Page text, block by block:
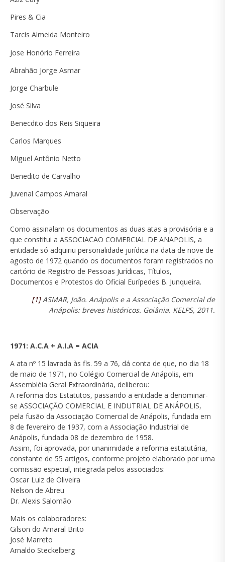
Pires & Cia
Tarcis Almeida Monteiro
Jose Honório Ferreira
Abrahão Jorge Asmar
Jorge Charbule
José Silva
Benecdito dos Reis Siqueira
Carlos Marques
Miguel Antônio Netto
Benedito de Carvalho
Juvenal Campos Amaral
Observação
Como assinalam os documentos as duas atas a provisória e a
que constitui a ASSOCIACAO COMERCIAL DE ANAPOLIS, a
entidade só adquiriu personalidade jurídica na data de nove de
agosto de 1972 quando os documentos foram registrados no
cartório de Registro de Pessoas Jurídicas, Títulos,
Documentos e Protestos do Oficial Eurípedes B. Junqueira.
[1]ASMAR, João. Anápolis e a Associação Comercial de
Anápolis: breves históricos. Goiânia. KELPS, 2011.
1971: A.C.A + A.I.A = ACIA
A ata nº 15 lavrada às fls. 59 a 76, dá conta de que, no dia 18
de maio de 1971, no Colégio Comercial de Anápolis, em
Assembléia Geral Extraordinária, deliberou:
A reforma dos Estatutos, passando a entidade a denominar-
se ASSOCIAÇÃO COMERCIAL E INDUTRIAL DE ANÁPOLIS,
pela fusão da Associação Comercial de Anápolis, fundada em
8 de fevereiro de 1937, com a Associação Industrial de
Anápolis, fundada 08 de dezembro de 1958.
Assim, foi aprovada, por unanimidade a reforma estatutária,
constante de 55 artigos, conforme projeto elaborado por uma
comissão especial, integrada pelos associados:
Oscar Luiz de Oliveira
Nelson de Abreu
Dr. Alexis Salomão
Mais os colaboradores:
Gilson do Amaral Brito
José Marreto
Arnaldo Steckelberg